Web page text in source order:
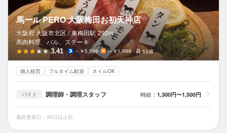
馬ール PERO 大阪梅田お初天神店
大阪府 大阪市北区 / 東梅田駅 292m
馬肉料理、バル、ステーキ
3.41 ～￥5,999 ～￥1,999 55席
個人経営 フルタイム歓迎 ネイルOK
バイト 調理師・調理スタッフ 時給： 1,300円〜1,500円
最終更新日：30日以上前